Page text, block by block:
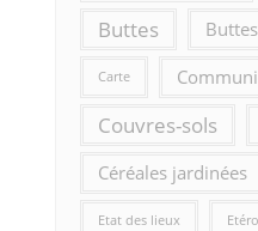
Buttes
Carte
Couvres-sols
Céréales jardinées
Etat des lieux